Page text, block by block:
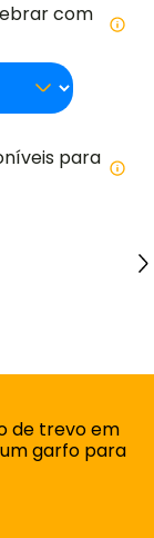
com
para
de trevo em
garfo para